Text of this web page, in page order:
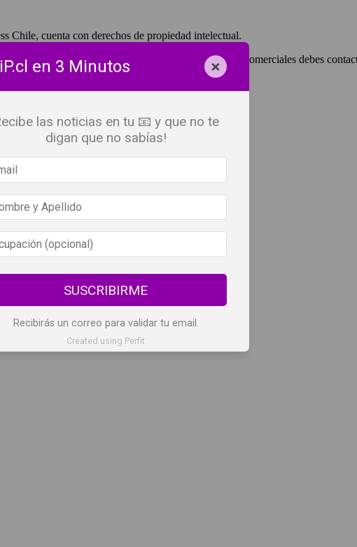
Chile, cuenta con derechos de propiedad intelectual.
debes ser #SuscriptorWiP.^Para su réplica con fines comerciales debes
en 3 Minutos ×
las noticias en tu 📧 y que no te
digan que no sabías!
SUSCRIBIRME
Recibirás un correo para validar tu email.
Created using Perfit